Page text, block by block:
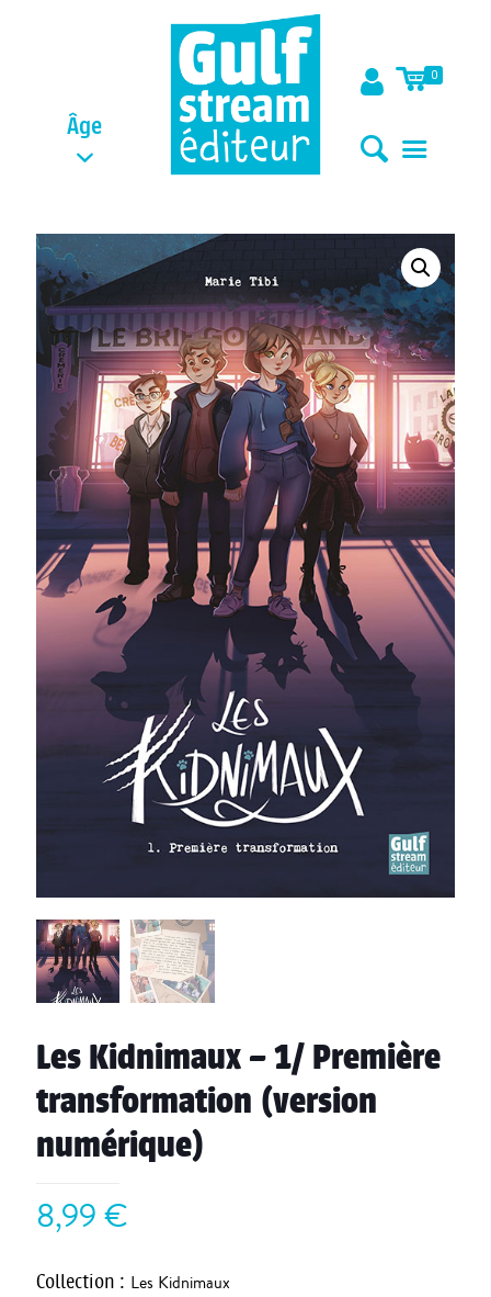
Âge
0
Les Kidnimaux – 1/ Première
transformation (version
numérique)
8,99€
Collection : Les Kidnimaux